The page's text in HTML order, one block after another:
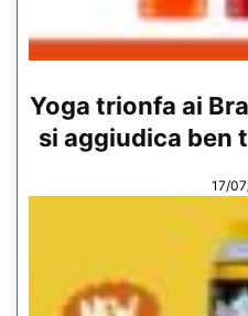
Yoga trionfa ai
si aggiudica ben
17/